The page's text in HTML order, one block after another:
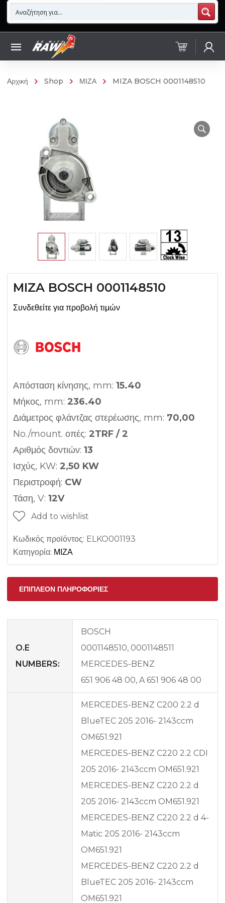
Αρχική Shop ΜΙΖΑ MIZA BOSCH 0001148510
MIZA BOSCH 0001148510
Συνδεθείτε για προβολή τιμών
Απόσταση κίνησης, mm: 15.40
Μήκος, mm: 236.40
Διάμετρος φλάντζας στερέωσης, mm: 70,00
No./mount. οπές: 2TRF / 2
Αριθμός δοντιών: 13
Ισχύς, KW: 2,50 KW
Περιστροφή: CW
Τάση, V: 12V
Add to wishlist
Κωδικός προϊόντος: ELKO001193
Κατηγορία: ΜΙΖΑ
ΕΠΙΠΛΈΟΝ ΠΛΗΡΟΦΟΡΊΕΣ
O.E
NUMBERS:
BOSCH
0001148510, 0001148511
MERCEDES-BENZ
651 906 48 00, A 651 906 48 00
MERCEDES-BENZ C200 2.2 d
BlueTEC 205 2016- 2143ccm
OM651.921
MERCEDES-BENZ C220 2.2 CDI
205 2016- 2143ccm OM651.921
MERCEDES-BENZ C220 2.2 d
205 2016- 2143ccm OM651.921
MERCEDES-BENZ C220 2.2 d 4-
Matic 205 2016- 2143ccm
OM651.921
MERCEDES-BENZ C220 2.2 d
BlueTEC 205 2016- 2143ccm
OM651.921